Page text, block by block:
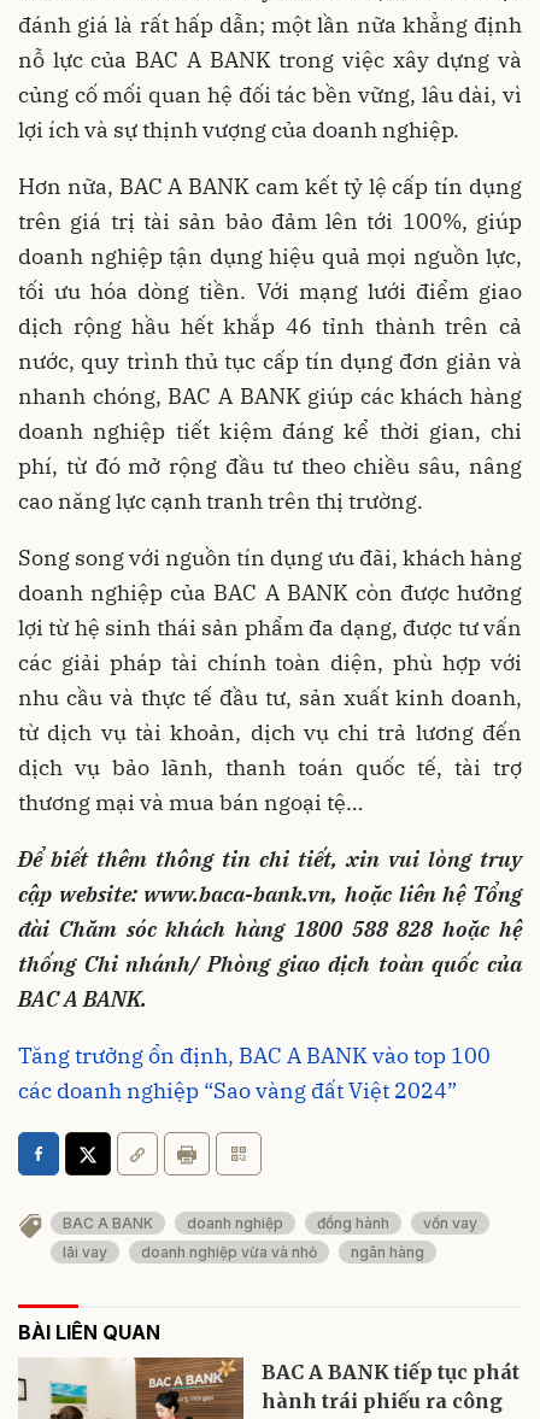
đánh giá là rất hấp dẫn; một lần nữa khẳng định
nỗ lực của BAC A BANK trong việc xây dựng và
củng cố mối quan hệ đối tác bền vững, lâu dài, vì
lợi ích và sự thịnh vượng của doanh nghiệp.
Hơn nữa, BAC A BANK cam kết tỷ lệ cấp tín dụng
trên giá trị tài sản bảo đảm lên tới 100%, giúp
doanh nghiệp tận dụng hiệu quả mọi nguồn lực,
tối ưu hóa dòng tiền. Với mạng lưới điểm giao
dịch rộng hầu hết khắp 46 tỉnh thành trên cả
nước, quy trình thủ tục cấp tín dụng đơn giản và
nhanh chóng, BAC A BANK giúp các khách hàng
doanh nghiệp tiết kiệm đáng kể thời gian, chi
phí, từ đó mở rộng đầu tư theo chiều sâu, nâng
cao năng lực cạnh tranh trên thị trường.
Song song với nguồn tín dụng ưu đãi, khách hàng
doanh nghiệp của BAC A BANK còn được hưởng
lợi từ hệ sinh thái sản phẩm đa dạng, được tư vấn
các giải pháp tài chính toàn diện, phù hợp với
nhu cầu và thực tế đầu tư, sản xuất kinh doanh,
từ dịch vụ tài khoản, dịch vụ chi trả lương đến
dịch vụ bảo lãnh, thanh toán quốc tế, tài trợ
thương mại và mua bán ngoại tệ…
Để biết thêm thông tin chi tiết, xin vui lòng truy
cập website: www.baca-bank.vn, hoặc liên hệ Tổng
đài Chăm sóc khách hàng 1800 588 828 hoặc hệ
thống Chi nhánh/ Phòng giao dịch toàn quốc của
BAC A BANK.
Tăng trưởng ổn định, BAC A BANK vào top 100
các doanh nghiệp “Sao vàng đất Việt 2024”
BAC A BANK doanh nghiệp đồng hành
vốn vay
lãi vay
doanh nghiệp vừa và nhỏ ngân hàng
BÀI LIÊN QUAN
BAC A BANK tiếp tục phát
hành trái phiếu ra công